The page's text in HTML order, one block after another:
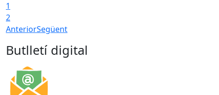
1
2
AnteriorSegüent
Butlletí digital